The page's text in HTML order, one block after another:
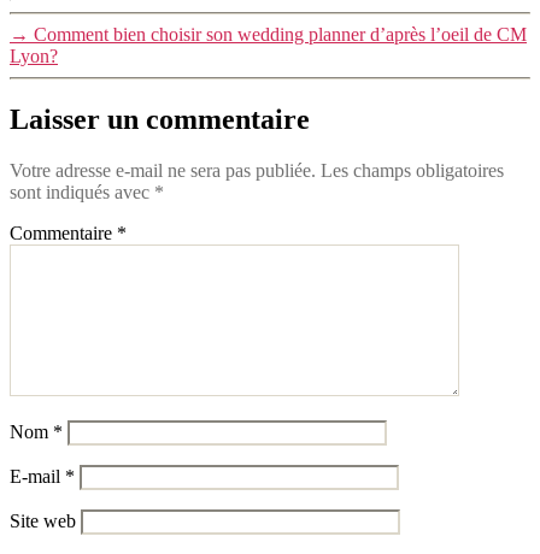
→ Comment bien choisir son wedding planner d’après l’oeil de CM
Lyon?
Laisser un commentaire
Votre adresse e-mail ne sera pas publiée. Les champs obligatoires
sont indiqués avec *
Commentaire *
Nom *
E-mail *
Site web